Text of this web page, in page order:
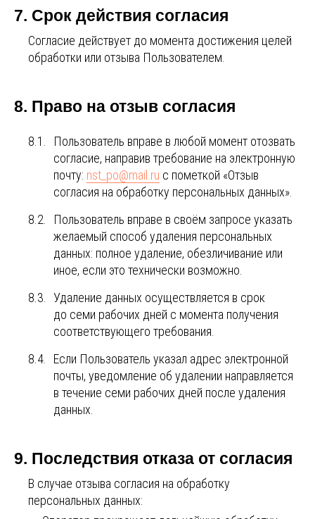
7. Срок действия согласия
Согласие действует до момента достижения целей
обработки или отзыва Пользователем.
8. Право на отзыв согласия
8.1.
Пользователь вправе в любой момент отозвать
согласие, направив требование на электронную
почту: nst_po@mail.ru с пометкой «Отзыв
согласия на обработку персональных данных».
8.2.
Пользователь вправе в своём запросе указать
желаемый способ удаления персональных
данных: полное удаление, обезличивание или
иное, если это технически возможно.
8.3.
Удаление данных осуществляется в срок
до семи рабочих дней с момента получения
соответствующего требования.
8.4.
Если Пользователь указал адрес электронной
почты, уведомление об удалении направляется
в течение семи рабочих дней после удаления
данных.
9. Последствия отказа от согласия
В случае отзыва согласия на обработку
персональных данных: